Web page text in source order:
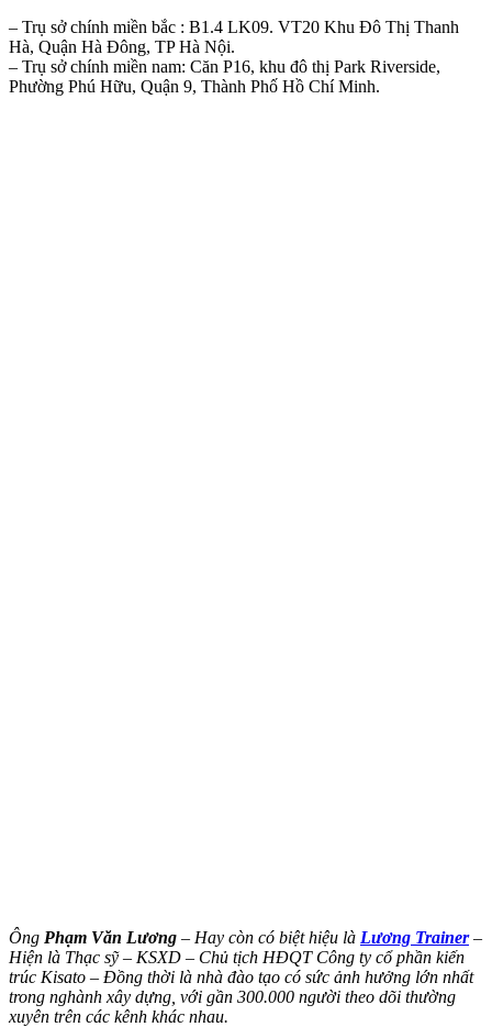
– Trụ sở chính miền bắc : B1.4 LK09. VT20 Khu Đô Thị Thanh
Hà, Quận Hà Đông, TP Hà Nội.
– Trụ sở chính miền nam: Căn P16, khu đô thị Park Riverside,
Phường Phú Hữu, Quận 9, Thành Phố Hồ Chí Minh.
Ông Phạm Văn Lương – Hay còn có biệt hiệu là Lương Trainer–
Hiện là Thạc sỹ – KSXD – Chủ tịch HĐQT Công ty cổ phần kiến
trúc Kisato – Đồng thời là nhà đào tạo có sức ảnh hưởng lớn nhất
trong nghành xây dựng, với gần 300.000 người theo dõi thường
xuyên trên các kênh khác nhau.